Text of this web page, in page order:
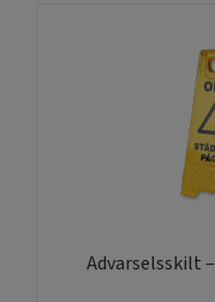
Advarselsskilt